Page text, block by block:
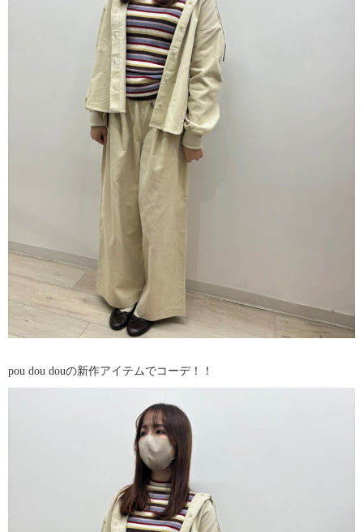
pou dou douの新作アイテムでコーデ！！